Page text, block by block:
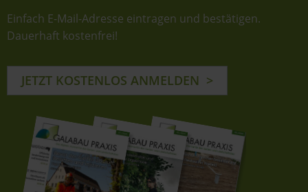
Einfach E-Mail-Adresse eintragen und bestätigen.
Dauerhaft kostenfrei!
JETZT KOSTENLOS ANMELDEN